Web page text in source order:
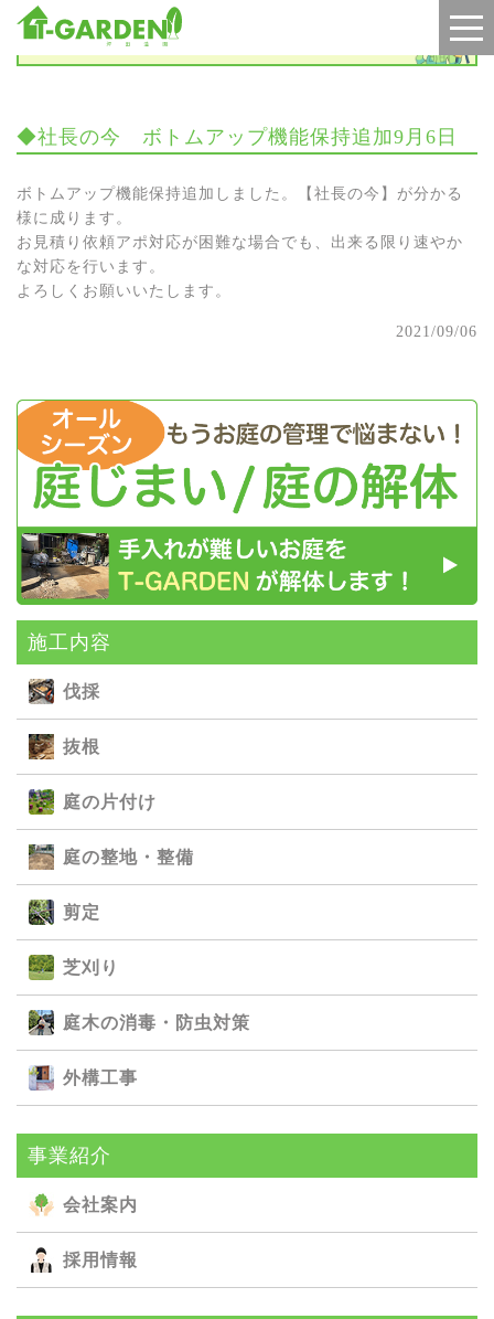
お知らせ
施⼯内容
伐採
抜根
庭の⽚付け
庭の整地・整備
剪定
芝刈り
庭⽊の消毒・防⾍対策
外構⼯事
事業紹介
会社案内
採用情報
◆社長の今 ボトムアップ機能保持追加9月6日
ボトムアップ機能保持追加しました。【社長の今】が分かる
様に成ります。
お見積り依頼アポ対応が困難な場合でも、出来る限り速やか
な対応を行います。
よろしくお願いいたします。
2021/09/06